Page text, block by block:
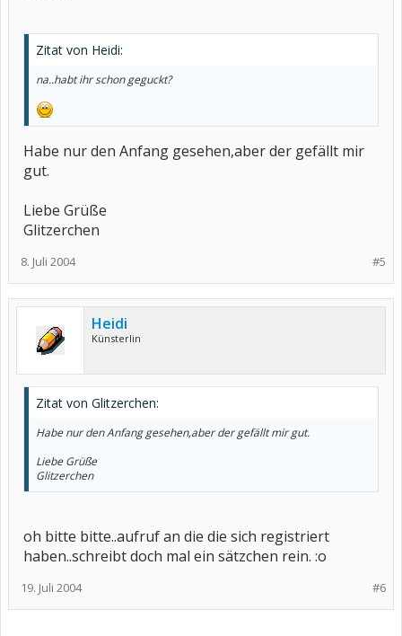
Zitat von Heidi:
na..habt ihr schon geguckt?
Habe nur den Anfang gesehen,aber der gefällt mir
gut.
Liebe Grüße
Glitzerchen
#5
8. Juli 2004
Heidi
Künsterlin
Zitat von Glitzerchen:
Habe nur den Anfang gesehen,aber der gefällt mir gut.
Liebe Grüße
Glitzerchen
oh bitte bitte..aufruf an die die sich registriert
haben..schreibt doch mal ein sätzchen rein. :o
#6
19. Juli 2004